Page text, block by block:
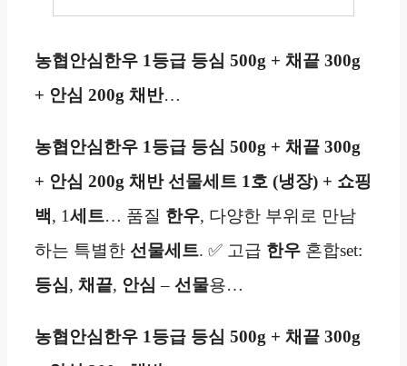
농협안심한우 1등급 등심 500g + 채끝 300g
+ 안심 200g 채반…
농협안심한우 1등급 등심 500g + 채끝 300g
+ 안심 200g 채반 선물세트 1호 (냉장) + 쇼핑
백, 1세트… 품질 한우, 다양한 부위로 만남
하는 특별한 선물세트. ✅ 고급 한우 혼합set:
등심, 채끝, 안심 – 선물용…
농협안심한우 1등급 등심 500g + 채끝 300g